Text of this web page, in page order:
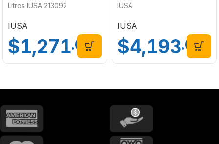
Litros IUSA 213092
IUSA
$1,271.00
IUSA
IUSA
$4,193.00